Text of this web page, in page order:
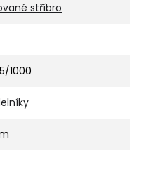
stříbro
1000